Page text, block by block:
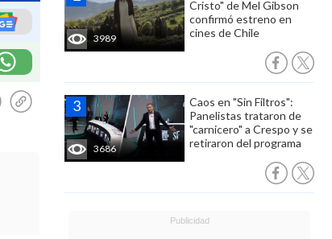
3989
Cristo" de Mel Gibson
confirmó estreno en
cines de Chile
3686
Caos en "Sin Filtros":
Panelistas trataron de
"carnicero" a Crespo y se
retiraron del programa